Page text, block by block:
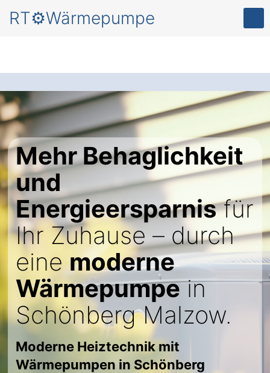
RT⚙️Wärmepumpe
Mehr Behaglichkeit
und
Energieersparnisfür
Ihr Zuhause – durch
eine moderne
Wärmepumpein
Schönberg Malzow.
Moderne Heiztechnik mit
Wärmepumpen in Schönberg